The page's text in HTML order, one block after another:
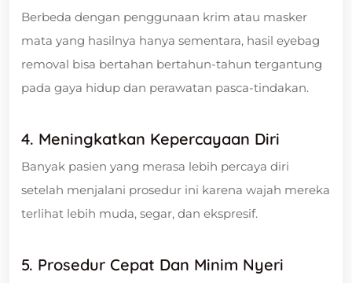
Berbeda dengan penggunaan krim atau masker
mata yang hasilnya hanya sementara, hasil eyebag
removal bisa bertahan bertahun-tahun tergantung
pada gaya hidup dan perawatan pasca-tindakan.
4. Meningkatkan Kepercayaan Diri
Banyak pasien yang merasa lebih percaya diri
setelah menjalani prosedur ini karena wajah mereka
terlihat lebih muda, segar, dan ekspresif.
5. Prosedur Cepat Dan Minim Nyeri